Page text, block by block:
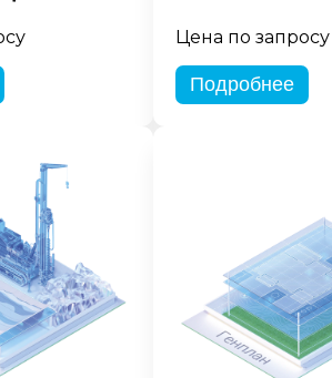
Цена по запросу
Подробнее